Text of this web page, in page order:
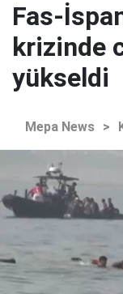
Fas-
krizinde
yükseldi
Mepa News >